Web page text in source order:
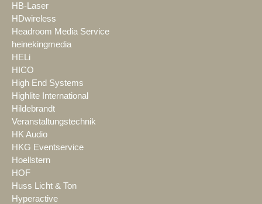
HB-Laser
HDwireless
Headroom Media Service
heinekingmedia
HELi
HICO
High End Systems
Highlite International
Hildebrandt
Veranstaltungstechnik
HK Audio
HKG Eventservice
Hoellstern
HOF
Huss Licht & Ton
Hyperactive